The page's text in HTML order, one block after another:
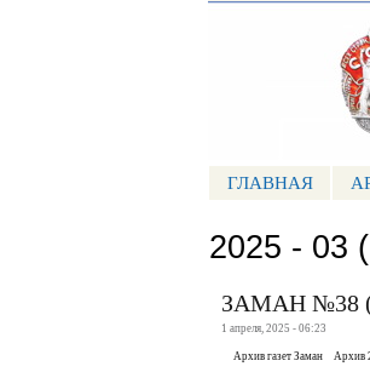
Портал СМИ
МЕНЮ
ГЛАВНАЯ
2025 - 03
ЗАМАН №38
1 апреля, 2025 - 06:23
Архив газет Заман Архив